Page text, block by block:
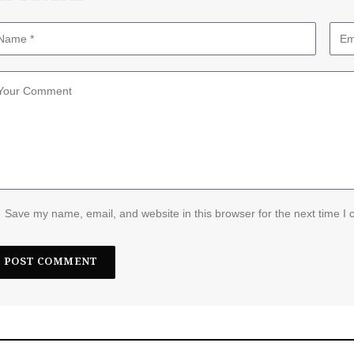
Save my name, email, and website in this browser for the next time I